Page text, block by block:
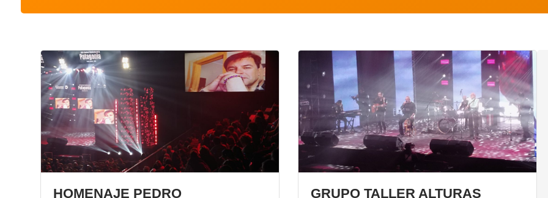
HOMENAJE PEDRO GRUPO TALLER ALTURAS